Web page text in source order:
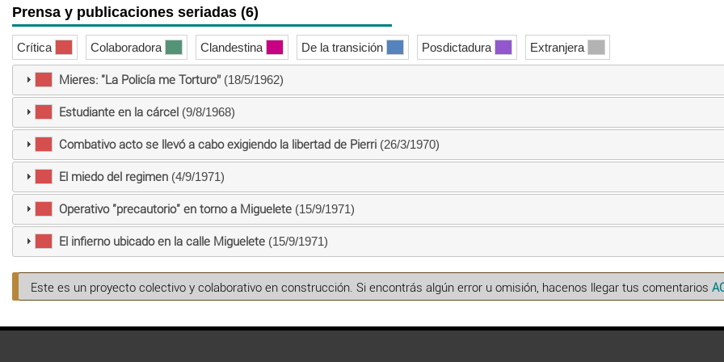
Prensa y publicaciones seriadas (6)
Crítica Colaboradora Clandestina De la transición Posdictadura Extranjera
Mieres: "La Policía me Torturo”(18/5/1962)
Estudiante en la cárcel(9/8/1968)
Combativo acto se llevó a cabo exigiendo la libertad de Pierri(26/3/1970)
El miedo del regimen(4/9/1971)
Operativo "precautorio" en torno a Miguelete(15/9/1971)
El infierno ubicado en la calle Miguelete(15/9/1971)
Este es un proyecto colectivo y colaborativo en construcción. Si encontrás algún error u omisión, hacenos llegar tus comentarios